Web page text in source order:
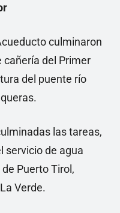
culminaron
del Primer
del puente río
las tareas,
servicio de agua
Puerto Tirol,
Verde.